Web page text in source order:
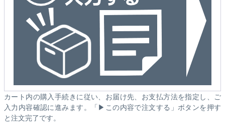
カート内の購入手続きに従い、お届け先、お支払方法を指定し、ご
入力内容確認に進みます。「▶この内容で注文する」ボタンを押す
と注文完了です。